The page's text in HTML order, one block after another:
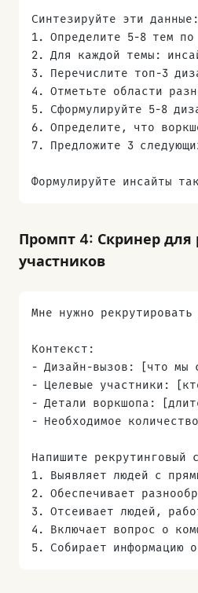
Синтезируйте эти данные:
1. Определите 5-8 тем по
2. Для каждой темы:
3. Перечислите топ-3
4. Отметьте области
5. Сформулируйте 5-8
6. Определите, что
7. Предложите 3
Формулируйте инсайты
Промпт 4: Скринер для
участников
Мне нужно
Контекст:
- Дизайн-вызов: [что мы
- Целевые участники:
- Детали воркшопа:
- Необходимое
Напишите
1. Выявляет людей с
2. Обеспечивает
3. Отсеивает людей,
4. Включает вопрос о
5. Собирает информацию